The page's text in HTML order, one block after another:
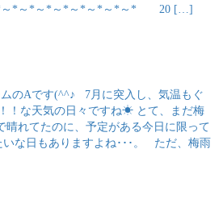
～*～*～*～*～*～*～*～* 20 […]
のAです(^^♪ 7月に突入し、気温もぐ
！な天気の日々ですね☀ とて、まだ梅
晴れてたのに、予定がある今日に限って
いな日もありますよね･･･。 ただ、梅雨